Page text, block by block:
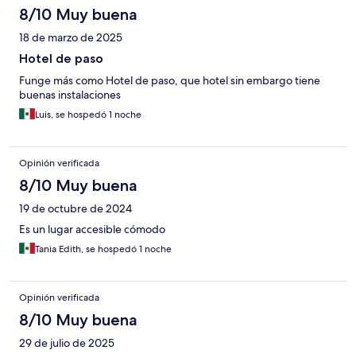
8/10 Muy buena
18 de marzo de 2025
Hotel de paso
Funge más como Hotel de paso, que hotel sin embargo tiene
buenas instalaciones
Luis, se hospedó 1 noche
Opinión verificada
8/10 Muy buena
19 de octubre de 2024
Es un lugar accesible cómodo
Tania Edith, se hospedó 1 noche
Opinión verificada
8/10 Muy buena
29 de julio de 2025